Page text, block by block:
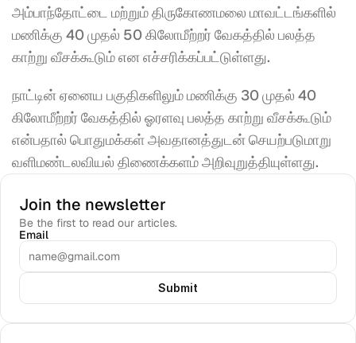
அம்பாந்தோட்டை மற்றும் திருகோணமலை மாவட்டங்களில்
மணிக்கு 40 முதல் 50 கிலோமீற்றர் வேகத்தில் பலத்த
காற்று வீசக்கூடும் என எச்சரிக்கப்பட்டுள்ளது.
நாட்டின் ஏனைய பகுதிகளிலும் மணிக்கு 30 முதல் 40
கிலோமீற்றர் வேகத்தில் ஓரளவு பலத்த காற்று வீசக்கூடும்
என்பதால் பொதுமக்கள் அவதானத்துடன் செயற்படுமாறு
வளிமண்டலவியல் திணைக்களம் அறிவுறுத்தியுள்ளது.
Join the newsletter
Be the first to read our articles.
Email
Submit